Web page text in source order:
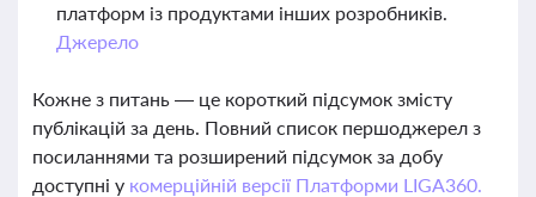
платформ із продуктами інших розробників.
Джерело
Кожне з питань — це короткий підсумок змісту
публікацій за день. Повний список першоджерел з
посиланнями та розширений підсумок за добу
доступні у комерційній версії Платформи LIGA360.